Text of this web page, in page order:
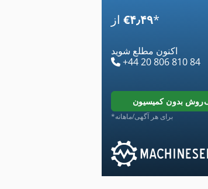
‎€۴٫۴۹*
اکنون مطلع شوید
+44 20 806 810 84
فروش بدون کمیسیون
*برای هر آگهی/ماهانه